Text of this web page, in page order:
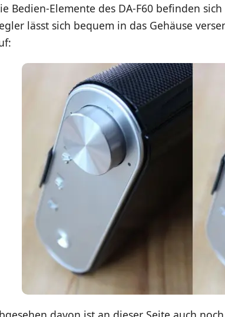
Bedien-Elemente des DA-F60 befinden
lässt sich bequem in das Gehäuse